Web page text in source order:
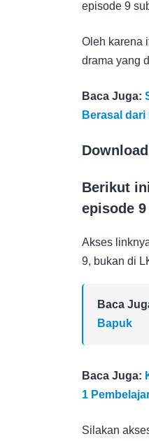
episode 9
Oleh karena
drama yang
Baca Juga:
Berasal
Berikut
episode
Akses
9, bukan di
Baca
Bapuk
Baca Juga:
1
Silakan